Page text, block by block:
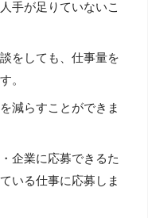
手が足りていないこ
をしても、仕事量を
。
減らすことができま
企業に応募できるた
いる仕事に応募しま